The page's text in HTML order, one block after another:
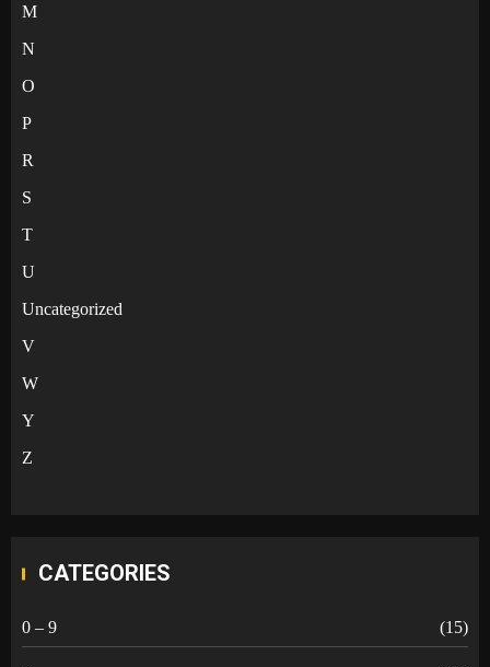
M
N
O
P
R
S
T
U
Uncategorized
V
W
Y
Z
CATEGORIES
0 – 9 (15)